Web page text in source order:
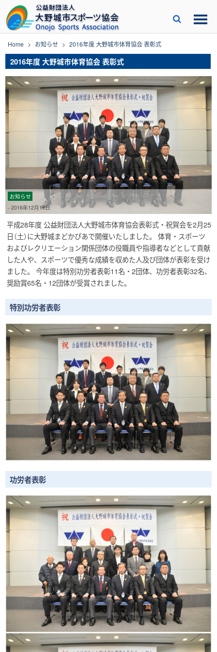
content
Home > お知らせ > 2016年度 大野城市体育協会 表彰式
2016年度 大野城市体育協会 表彰式
お知らせ
-2016年12月19日
平成28年度 公益財団法人大野城市体育協会表彰式・祝賀会を2月25
日（土）に大野城まどかぴあで開催いたしました。 体育・スポーツ
およびレクリエーション関係団体の役職員や指導者などとして貢献
した人や、スポーツで優秀な成績を収めた人及び団体が表彰を受け
ました。 今年度は特別功労者表彰11名・2団体、功労者表彰32名、
奨励賞65名・12団体が受賞されました。
特別功労者表彰
功労者表彰